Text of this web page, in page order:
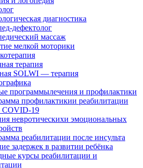
диагностика
дефектолог
массаж
мелкой моторики
терапия
SOLWI — терапия
программылечения и профилактики
профилактикии реабилитации
COVID-19
невротическихи эмоциональных
реабилитации после инсульта
задержек в развитии ребёнка
курсы реабилитации и